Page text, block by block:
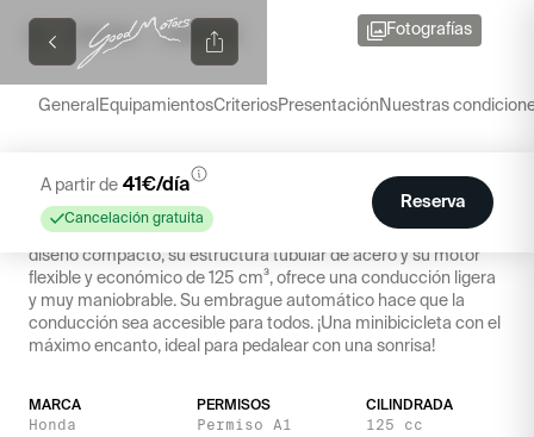
/ CATALOGO HONDA DAX Fotografías
General EquipamientosCriteriosPresentación Nuestras
El Honda Dax es un verdadero icono de los vehículos de dos
ruedas, un concentrado de diversión y estilo retro. Con su
diseño compacto, su estructura tubular de acero y su motor
flexible y económico de 125 cm³, ofrece una conducción ligera
y muy maniobrable. Su embrague automático hace que la
conducción sea accesible para todos. ¡Una minibicicleta con el
máximo encanto, ideal para pedalear con una sonrisa!
MARCA
Honda
PERMISOS
Permiso A1
CILINDRADA
125 cc
A partir de 41€/día
Cancelación gratuita
Reserva